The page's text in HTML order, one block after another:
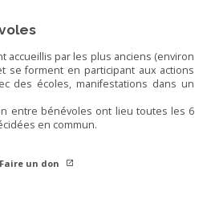
accueillis par les plus anciens (environ
se forment en participant aux actions
des écoles, manifestations dans un
entre bénévoles ont lieu toutes les 6
en commun.
Faire un don